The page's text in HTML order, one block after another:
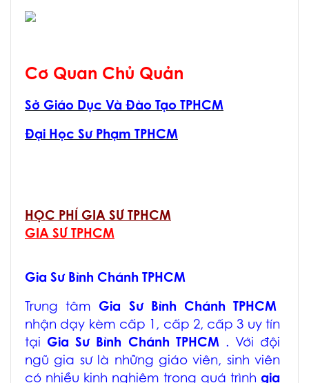
Cơ Quan Chủ Quản
Sở Giáo Dục Và Đào Tạo TPHCM
Đại Học Sư Phạm TPHCM
HỌC PHÍ GIA SƯ TPHCM
GIA SƯ TPHCM
Gia Sư Bình Chánh TPHCM
Trung tâm Gia Sư Bình Chánh TPHCM
nhận dạy kèm cấp 1, cấp 2, cấp 3 uy tín
tại Gia Sư Bình Chánh TPHCM . Với đội
ngũ gia sư là những giáo viên, sinh viên
có nhiều kinh nghiệm trong quá trình gia